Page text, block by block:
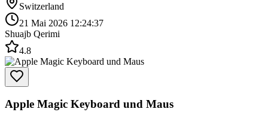
Switzerland
21 Mai 2026 12:24:37
Shuajb Qerimi
4.8
Apple Magic Keyboard und Maus